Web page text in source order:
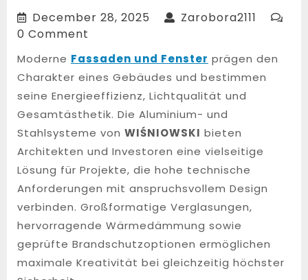
December 28, 2025 December
Zarobora2111
0 Comment
Moderne Fassaden und Fenster prägen den
Charakter eines Gebäudes und bestimmen
seine Energieeffizienz, Lichtqualität und
Gesamtästhetik. Die Aluminium- und
Stahlsysteme von WIŚNIOWSKI bieten
Architekten und Investoren eine vielseitige
Lösung für Projekte, die hohe technische
Anforderungen mit anspruchsvollem Design
verbinden. Großformatige Verglasungen,
hervorragende Wärmedämmung sowie
geprüfte Brandschutzoptionen ermöglichen
maximale Kreativität bei gleichzeitig höchster